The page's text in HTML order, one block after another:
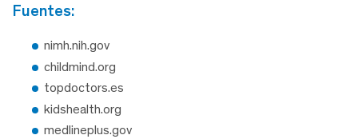
fuentes:
nimh.nih.gov
childmind.org
topdoctors.es
kidshealth.org
medlineplus.gov